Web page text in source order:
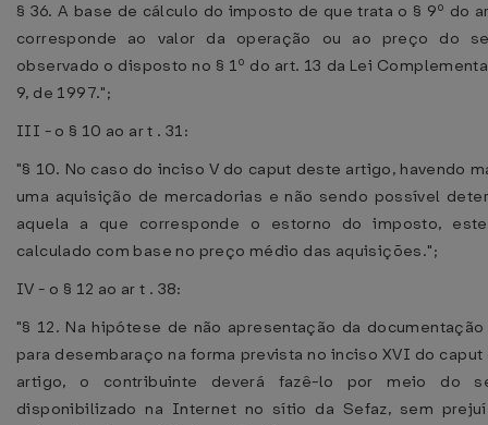
§ 36. A base de cálculo do imposto de que trata o § 9º do
corresponde ao valor da operação ou ao preço do
observado o disposto no § 1º do art. 13 da Lei
9, de 1997.";
III - o § 10 ao ar t . 31:
"§ 10. No caso do inciso V do caput deste artigo, havendo
uma aquisição de mercadorias e não sendo possível
aquela a que corresponde o estorno do imposto,
calculado com base no preço médio das aquisições.";
IV - o § 12 ao ar t . 38:
"§ 12. Na hipótese de não apresentação da
para desembaraço na forma prevista no inciso XVI do
artigo, o contribuinte deverá fazê-lo por meio do
disponibilizado na Internet no sítio da Sefaz, sem